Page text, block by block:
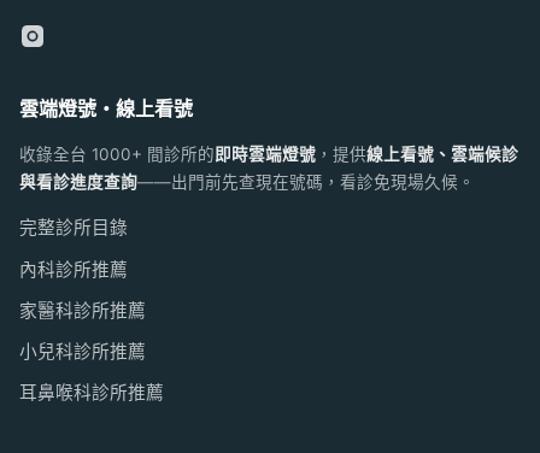
雲端燈號・線上看號
收錄全台 1000+ 間診所的即時雲端燈號 ，提供線上看號、雲端候診
與看診進度查詢——出門前先查現在號碼，看診免現場久候。
完整診所目錄
內科診所推薦
家醫科診所推薦
小兒科診所推薦
耳鼻喉科診所推薦